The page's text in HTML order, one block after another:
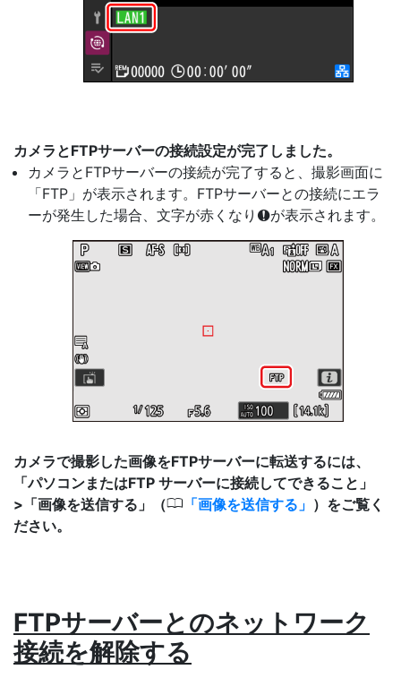
カメラとFTPサーバーの接続設定が完了しました。
カメラとFTPサーバーの接続が完了すると、撮影画面に
「FTP」が表示されます。FTPサーバーとの接続にエラ
ーが発生した場合、文字が赤くなり Cが表示されます。
カメラで撮影した画像をFTPサーバーに転送するには、
「パソコンまたはFTP サーバーに接続してできること」
>「画像を送信する」（0 画像を送信する
）をご覧く
ださい。
FTPサーバーとのネットワーク
接続を解除する